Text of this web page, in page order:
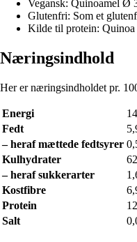
Vegansk: Quinoamel Ø
Glutenfri: Som et
Kilde til protein: Quinoa
Næringsindhold
Her er næringsindholdet pr.
Energi
Fedt
– heraf mættede fedtsyrer
Kulhydrater
– heraf sukkerarter
Kostfibre
Protein
Salt